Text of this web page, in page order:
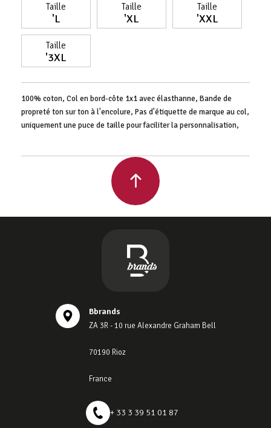
Taille
'L
Taille
'XL
Taille
'XXL
Taille
'3XL
100% coton, Col en bord-côte 1x1 avec élasthanne, Bande de
propreté ton sur ton à l'encolure, Pas d'étiquette de marque au col,
uniquement une puce de taille pour faciliter la personnalisation,
Bbrands
ZA 3R - 10 rue Alexandre Graham Bell
70190 Rioz
France
+ 33 3 39 51 01 87